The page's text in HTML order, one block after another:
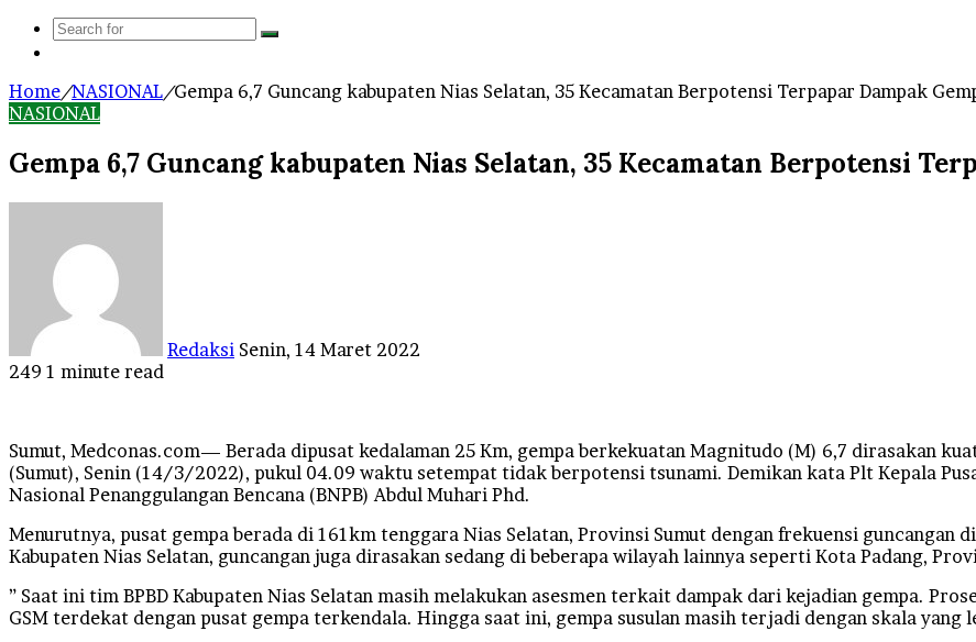
Search
Home/NASIONAL/Gempa 6,7 Guncang kabupaten Nias Selatan, 35 Kecamatan Berpotensi Terpapar Dampak
NASIONAL
Gempa 6,7 Guncang kabupaten Nias Selatan, 35 Kecamatan Berpotensi
Redaksi Senin, 14 Maret 2022
249 1 minute read
Sumut, Medconas.com— Berada dipusat kedalaman 25 Km, gempa berkekuatan Magnitudo (M) 6,7 dirasakan
(Sumut), Senin (14/3/2022), pukul 04.09 waktu setempat tidak berpotensi tsunami. Demikan kata Plt Kepala
Nasional Penanggulangan Bencana (BNPB) Abdul Muhari Phd.
Menurutnya, pusat gempa berada di 161km tenggara Nias Selatan, Provinsi Sumut dengan frekuensi guncangan
Kabupaten Nias Selatan, guncangan juga dirasakan sedang di beberapa wilayah lainnya seperti Kota Padang,
” Saat ini tim BPBD Kabupaten Nias Selatan masih melakukan asesmen terkait dampak dari kejadian gempa.
GSM terdekat dengan pusat gempa terkendala. Hingga saat ini, gempa susulan masih terjadi dengan skala yang